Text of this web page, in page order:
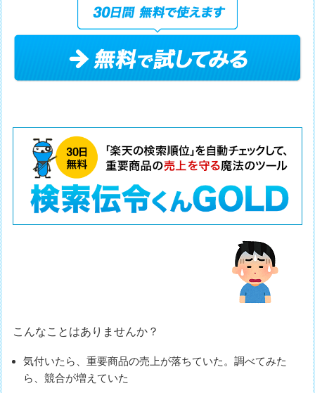
こんなことはありませんか？
気付いたら、重要商品の売上が落ちていた。調べてみた
ら、競合が増えていた